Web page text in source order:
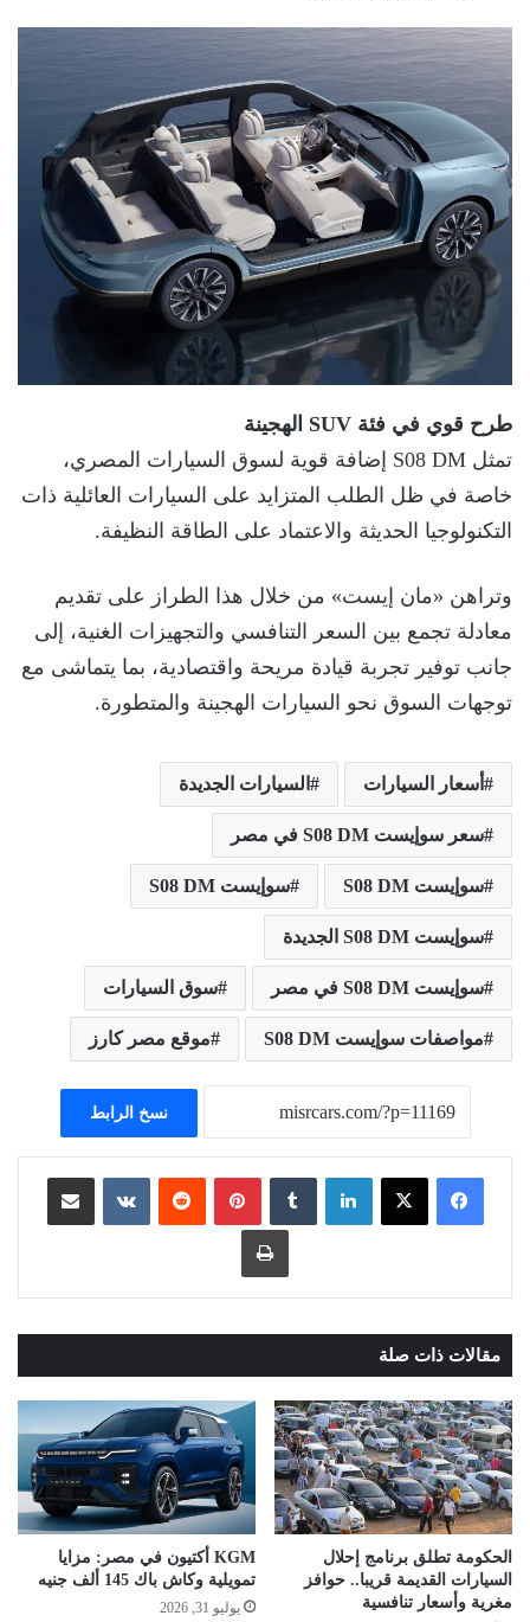
طرح قوي في فئة SUV الهجينة
تمثل S08 DM إضافة قوية لسوق السيارات المصري،
خاصة في ظل الطلب المتزايد على السيارات العائلية ذات
التكنولوجيا الحديثة والاعتماد على الطاقة النظيفة.
وتراهن «مان إيست» من خلال هذا الطراز على تقديم
معادلة تجمع بين السعر التنافسي والتجهيزات الغنية، إلى
جانب توفير تجربة قيادة مريحة واقتصادية، بما يتماشى مع
توجهات السوق نحو السيارات الهجينة والمتطورة.
أسعار السيارات السيارات الجديدة
سعر سوإيست S08 DM في مصر
سوإيست S08 DM سوإيست S08 DM
سوإيست S08 DM الجديدة
سوإيست S08 DM في مصر سوق السيارات
مواصفات سوإيست S08 DM موقع مصر كارز
نسخ الرابط
لينكدإن ‏Tumblr بينتيريست
‏Reddit
‏VKontakte مشاركة عبر البريد
طباعة
مقالات ذات صلة
الحكومة تطلق برنامج إحلال
السيارات القديمة قريبا.. حوافز
مغرية وأسعار تنافسية
KGM أكتيون في مصر: مزايا
تمويلية وكاش باك 145 ألف جنيه
يوليو 31, 2026